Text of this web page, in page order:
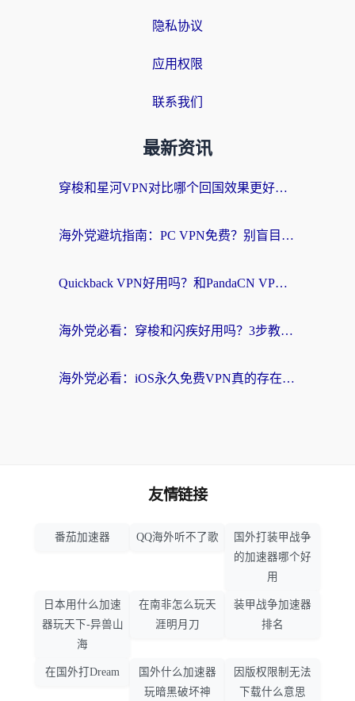
隐私协议
应用权限
联系我们
最新资讯
穿梭和星河VPN对比哪个回国效果更好？海外党亲测5款加速器的无缝访问指南
海外党避坑指南：PC VPN免费？别盲目！教你选对回国加速器无缝刷国内资源
Quickback VPN好用吗？和PandaCN VPN对比哪个回国效果更好？海外党必看的真实体验指南
海外党必看：穿梭和闪疾好用吗？3步教你选对回国加速器，无缝刷剧玩Steam
海外党必看：iOS永久免费VPN真的存在吗？教你选对回国加速器无缝刷国内资源
友情链接
番茄加速器 QQ海外听不了歌
国外打装甲战争
的加速器哪个好
用
日本用什么加速
器玩天下-异兽山
海
在南非怎么玩天
涯明月刀
装甲战争加速器
排名
在国外打Dream
国外什么加速器
玩暗黑破坏神
因版权限制无法
下载什么意思